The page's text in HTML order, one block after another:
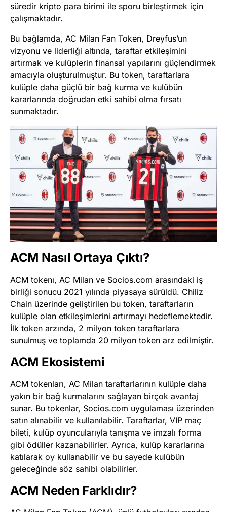
süredir kripto para birimi ile sporu birleştirmek için
çalışmaktadır​​.
Bu bağlamda, AC Milan Fan Token, Dreyfus’un
vizyonu ve liderliği altında, taraftar etkileşimini
artırmak ve kulüplerin finansal yapılarını güçlendirmek
amacıyla oluşturulmuştur. Bu token, taraftarlara
kulüple daha güçlü bir bağ kurma ve kulübün
kararlarında doğrudan etki sahibi olma fırsatı
sunmaktadır.
ACM Nasıl Ortaya Çıktı?
ACM tokenı, AC Milan ve Socios.com arasındaki iş
birliği sonucu 2021 yılında piyasaya sürüldü. Chiliz
Chain üzerinde geliştirilen bu token, taraftarların
kulüple olan etkileşimlerini artırmayı hedeflemektedir.
İlk token arzında, 2 milyon token taraftarlara
sunulmuş ve toplamda 20 milyon token arz edilmiştir​​.
ACM Ekosistemi
ACM tokenları, AC Milan taraftarlarının kulüple daha
yakın bir bağ kurmalarını sağlayan birçok avantaj
sunar. Bu tokenlar, Socios.com uygulaması üzerinden
satın alınabilir ve kullanılabilir. Taraftarlar, VIP maç
bileti, kulüp oyuncularıyla tanışma ve imzalı forma
gibi ödüller kazanabilirler. Ayrıca, kulüp kararlarına
katılarak oy kullanabilir ve bu sayede kulübün
geleceğinde söz sahibi olabilirler​​.
ACM Neden Farklıdır?